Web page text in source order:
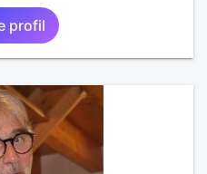
profil